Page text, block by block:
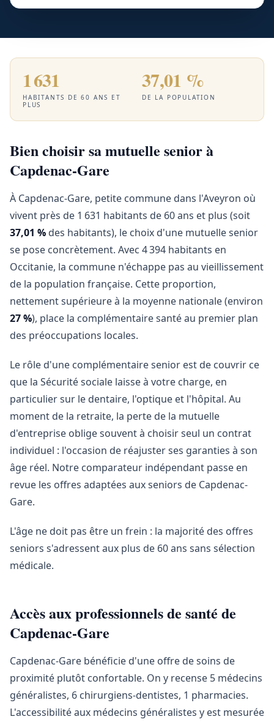
1 631
HABITANTS DE 60 ANS ET
PLUS
37,01 %
DE LA POPULATION
Bien choisir sa mutuelle senior à
Capdenac-Gare
À Capdenac-Gare, petite commune dans l'Aveyron où
vivent près de 1 631 habitants de 60 ans et plus (soit
37,01 % des habitants), le choix d'une mutuelle senior
se pose concrètement. Avec 4 394 habitants en
Occitanie, la commune n'échappe pas au vieillissement
de la population française. Cette proportion,
nettement supérieure à la moyenne nationale (environ
27 %), place la complémentaire santé au premier plan
des préoccupations locales.
Le rôle d'une complémentaire senior est de couvrir ce
que la Sécurité sociale laisse à votre charge, en
particulier sur le dentaire, l'optique et l'hôpital. Au
moment de la retraite, la perte de la mutuelle
d'entreprise oblige souvent à choisir seul un contrat
individuel : l'occasion de réajuster ses garanties à son
âge réel. Notre comparateur indépendant passe en
revue les offres adaptées aux seniors de Capdenac-
Gare.
L'âge ne doit pas être un frein : la majorité des offres
seniors s'adressent aux plus de 60 ans sans sélection
médicale.
Accès aux professionnels de santé de
Capdenac-Gare
Capdenac-Gare bénéficie d'une offre de soins de
proximité plutôt confortable. On y recense 5 médecins
généralistes, 6 chirurgiens-dentistes, 1 pharmacies.
L'accessibilité aux médecins généralistes y est mesurée